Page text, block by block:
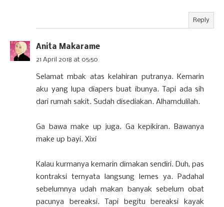
Reply
Anita Makarame
21 April 2018 at 05:50
Selamat mbak atas kelahiran putranya. Kemarin
aku yang lupa diapers buat ibunya. Tapi ada sih
dari rumah sakit. Sudah disediakan. Alhamdulilah.
Ga bawa make up juga. Ga kepikiran. Bawanya
make up bayi. Xixi
Kalau kurmanya kemarin dimakan sendiri. Duh, pas
kontraksi ternyata langsung lemes ya. Padahal
sebelumnya udah makan banyak sebelum obat
pacunya bereaksi. Tapi begitu bereaksi kayak